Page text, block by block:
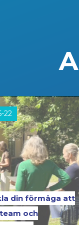
22
din förmåga att
och